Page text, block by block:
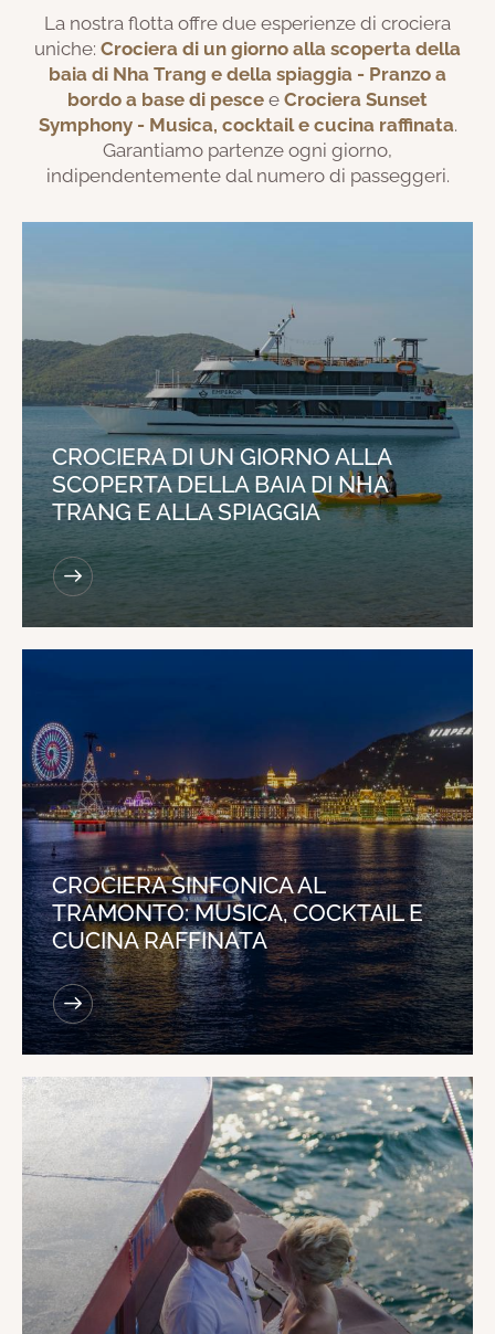
La nostra flotta offre due esperienze di crociera
uniche: Crociera di un giorno alla scoperta della
baia di Nha Trang e della spiaggia - Pranzo a
bordo a base di pesce e Crociera Sunset
Symphony - Musica, cocktail e cucina raffinata.
Garantiamo partenze ogni giorno,
indipendentemente dal numero di passeggeri.
CROCIERA DI UN GIORNO ALLA
SCOPERTA DELLA BAIA DI NHA
TRANG E ALLA SPIAGGIA
CROCIERA SINFONICA AL
TRAMONTO: MUSICA, COCKTAIL E
CUCINA RAFFINATA